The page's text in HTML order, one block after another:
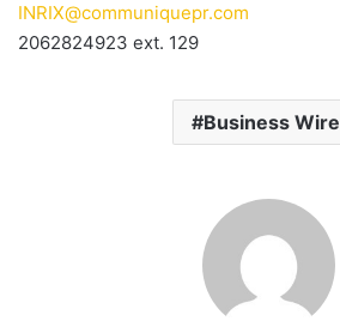
INRIX@communiquepr.com
2062824923 ext. 129
Business Wire